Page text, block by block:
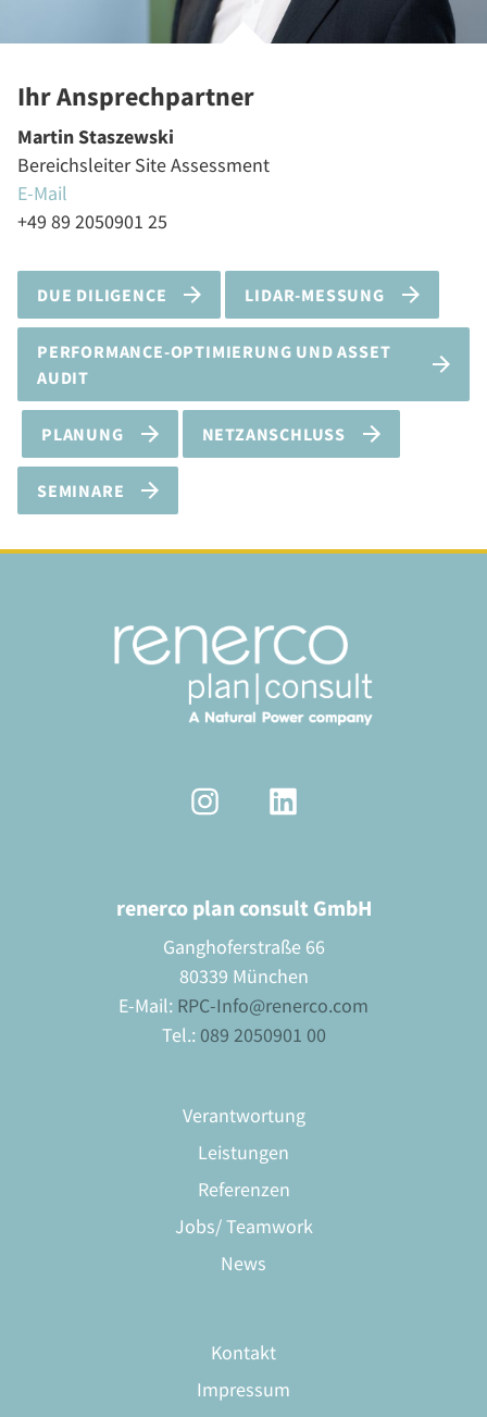
Ihr Ansprechpartner
Martin Staszewski
Bereichsleiter Site Assessment
E-Mail
+49 89 2050901 25
DUE DILIGENCE LIDAR-MESSUNG
PERFORMANCE-OPTIMIERUNG UND ASSET
AUDIT
PLANUNG NETZANSCHLUSS
SEMINARE
renerco plan consult GmbH
Ganghoferstraße 66
80339 München
E-Mail: RPC-Info@renerco.com
Tel.: 089 2050901 00
Verantwortung
Leistungen
Referenzen
Jobs/ Teamwork
News
Kontakt
Impressum